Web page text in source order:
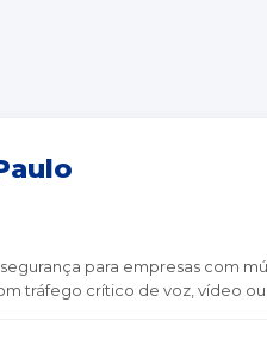
para empresas com
tráfego crítico de voz, vídeo ou